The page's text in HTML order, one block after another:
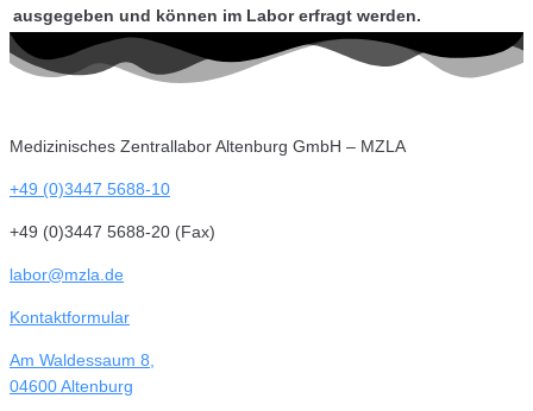
ausgegeben und können im Labor erfragt werden.
Medizinisches Zentrallabor Altenburg GmbH – MZLA
+49 (0)3447 5688-10
+49 (0)3447 5688-20 (Fax)
labor@mzla.de
Kontaktformular
Am Waldessaum 8,
04600 Altenburg